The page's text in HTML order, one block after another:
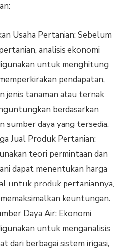
Usaha Pertanian: Sebelum
analisis ekonomi
untuk menghitung
pendapatan,
jenis tanaman atau ternak
berdasarkan
sumber daya yang tersedia.
Jual Produk Pertanian:
teori permintaan dan
dapat menentukan harga
untuk produk pertaniannya,
keuntungan.
Daya Air: Ekonomi
untuk menganalisis
dari berbagai sistem irigasi,